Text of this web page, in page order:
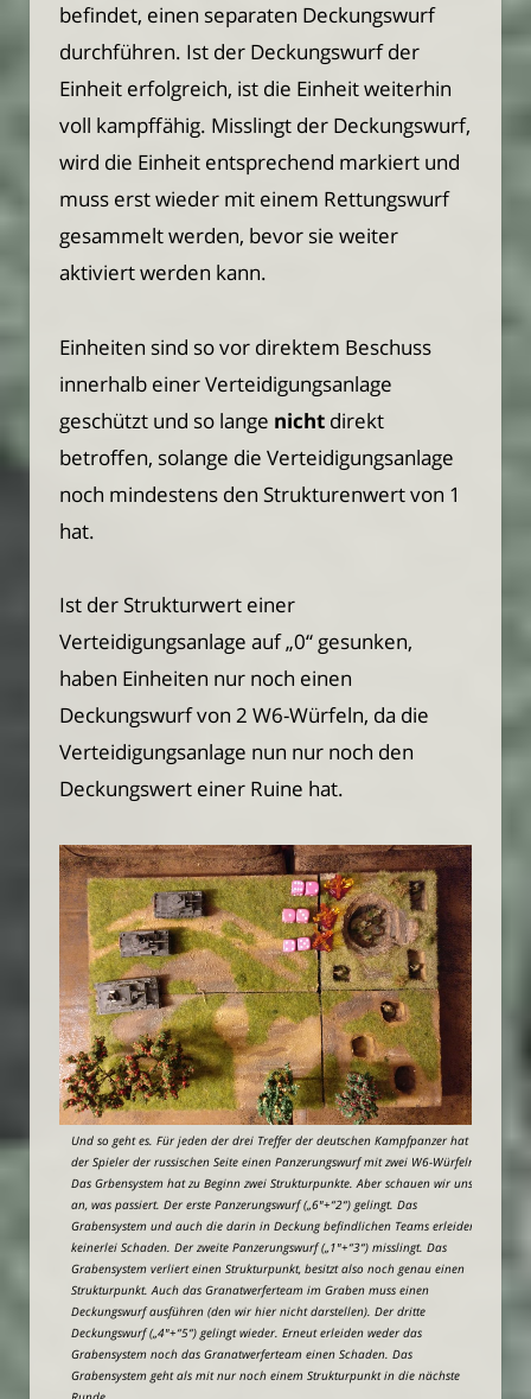
befindet, einen separaten Deckungswurf
durchführen. Ist der Deckungswurf der
Einheit erfolgreich, ist die Einheit weiterhin
voll kampffähig. Misslingt der Deckungswurf,
wird die Einheit entsprechend markiert und
muss erst wieder mit einem Rettungswurf
gesammelt werden, bevor sie weiter
aktiviert werden kann.
Einheiten sind so vor direktem Beschuss
innerhalb einer Verteidigungsanlage
geschützt und so lange nicht direkt
betroffen, solange die Verteidigungsanlage
noch mindestens den Strukturenwert von 1
hat.
Ist der Strukturwert einer
Verteidigungsanlage auf „0“ gesunken,
haben Einheiten nur noch einen
Deckungswurf von 2 W6-Würfeln, da die
Verteidigungsanlage nun nur noch den
Deckungswert einer Ruine hat.
Und so geht es. Für jeden der drei Treffer der deutschen Kampfpanzer hat
der Spieler der russischen Seite einen Panzerungswurf mit zwei W6-Würfeln.
Das Grbensystem hat zu Beginn zwei Strukturpunkte. Aber schauen wir uns
an, was passiert. Der erste Panzerungswurf („6″+“2“) gelingt. Das
Grabensystem und auch die darin in Deckung befindlichen Teams erleiden
keinerlei Schaden. Der zweite Panzerungswurf („1″+“3“) misslingt. Das
Grabensystem verliert einen Strukturpunkt, besitzt also noch genau einen
Strukturpunkt. Auch das Granatwerferteam im Graben muss einen
Deckungswurf ausführen (den wir hier nicht darstellen). Der dritte
Deckungswurf („4″+“5“) gelingt wieder. Erneut erleiden weder das
Grabensystem noch das Granatwerferteam einen Schaden. Das
Grabensystem geht als mit nur noch einem Strukturpunkt in die nächste